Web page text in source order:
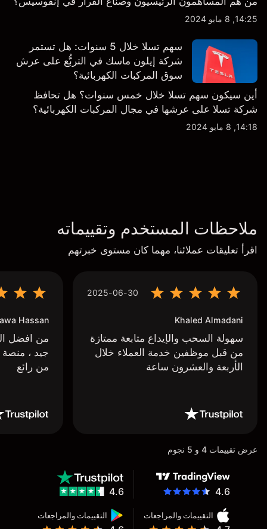
14:25, 8 مايو 2024
سهم تسلا خلال 5 سنوات: هل تستمر
شركة إيلون ماسك في التربُّع على عرش
سوق المركبات الكهربائية؟
أين سيكون سهم تسلا خلال خمس سنوات؟ هل تحافظ
شركة تسلا على عرشها في مجال المركبات الكهربائية؟
14:18, 8 مايو 2024
ملاحظات المستخدم وتقييماته
اقرأ تعليقات عملائنا، مهما كان مستوى خبرتهم
2025-06-30
Khaled Almadani
سهولة السحب والإيداع متابعة ممتازة
من قبل موظفين خدمة العملاء خلال
الأربعة والعشرون ساعة
Hassan
من افضل
جيد ،
من رائع
عرض تقييمات 4 و 5 نجوم
4.6
التقييمات والمراجعات التقييمات والمراجعات
4.6